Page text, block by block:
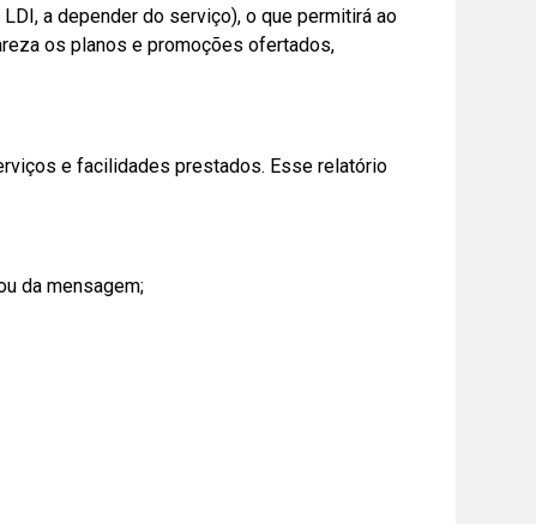
a depender do serviço), o que permitirá ao
os planos e promoções ofertados,
e facilidades prestados. Esse relatório
da mensagem;